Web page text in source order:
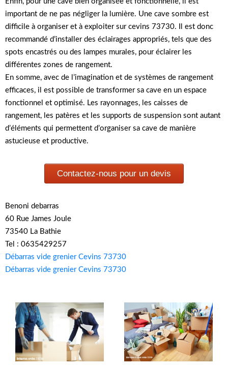
important de ne pas négliger la lumière. Une cave sombre est
difficile à organiser et à exploiter sur cevins 73730. Il est donc
recommandé d’installer des éclairages appropriés, tels que des
spots encastrés ou des lampes murales, pour éclairer les
différentes zones de rangement.
En somme, avec de l’imagination et de systèmes de rangement
efficaces, il est possible de transformer sa cave en un espace
fonctionnel et optimisé. Les rayonnages, les caisses de
rangement, les patères et les supports de suspension sont autant
d’éléments qui permettent d’organiser sa cave de manière
astucieuse et productive.
Contactez-nous pour un devis
Benoni debarras
60 Rue James Joule
73540 La Bathie
Tel : 0635429257
Débarras vide grenier Cevins 73730
Débarras vide grenier Cevins 73730